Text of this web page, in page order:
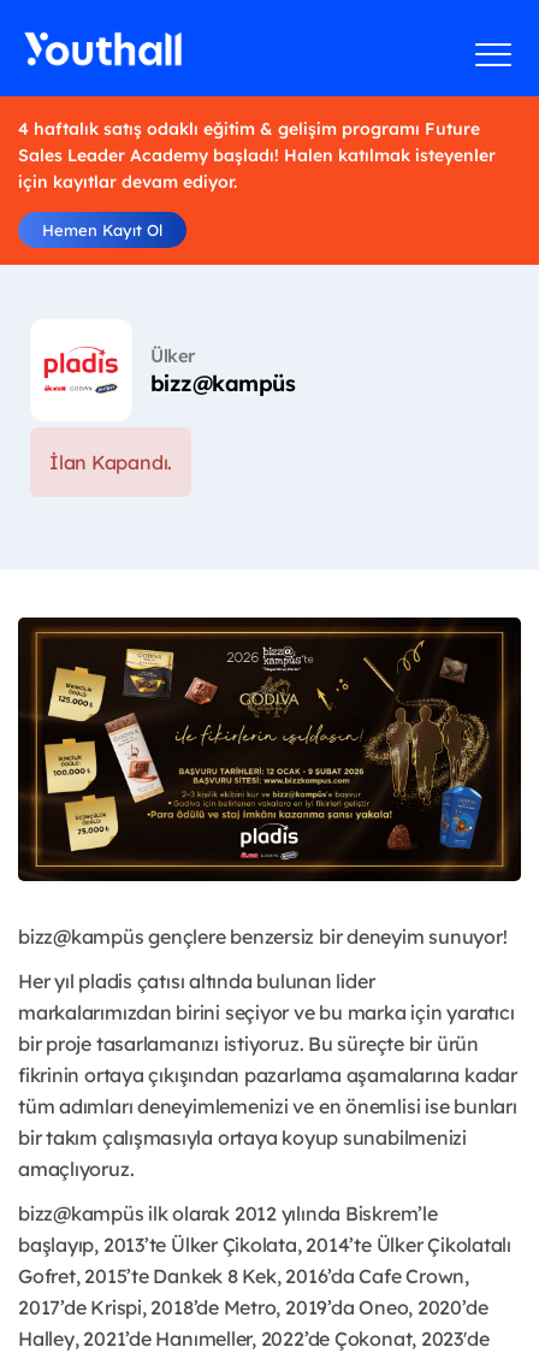
4 haftalık satış odaklı eğitim & gelişim programı Future
Sales Leader Academy başladı! Halen katılmak isteyenler
için kayıtlar devam ediyor.
Hemen Kayıt Ol
Ülker
bizz@kampüs
İlan Kapandı.
bizz@kampüs gençlere benzersiz bir deneyim sunuyor!
Her yıl pladis çatısı altında bulunan lider
markalarımızdan birini seçiyor ve bu marka için yaratıcı
bir proje tasarlamanızı istiyoruz. Bu süreçte bir ürün
fikrinin ortaya çıkışından pazarlama aşamalarına kadar
tüm adımları deneyimlemenizi ve en önemlisi ise bunları
bir takım çalışmasıyla ortaya koyup sunabilmenizi
amaçlıyoruz.
bizz@kampüs ilk olarak 2012 yılında Biskrem’le
başlayıp, 2013’te Ülker Çikolata, 2014’te Ülker Çikolatalı
Gofret, 2015’te Dankek 8 Kek, 2016’da Cafe Crown,
2017’de Krispi, 2018’de Metro, 2019’da Oneo, 2020’de
Halley, 2021’de Hanımeller, 2022’de Çokonat, 2023'de